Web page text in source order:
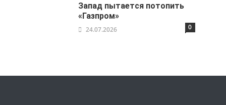
Запад пытается потопить
«Газпром»
24.07.2026 0